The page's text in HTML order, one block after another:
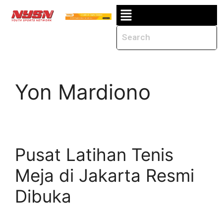
Yon Mardiono
Pusat Latihan Tenis
Meja di Jakarta Resmi
Dibuka